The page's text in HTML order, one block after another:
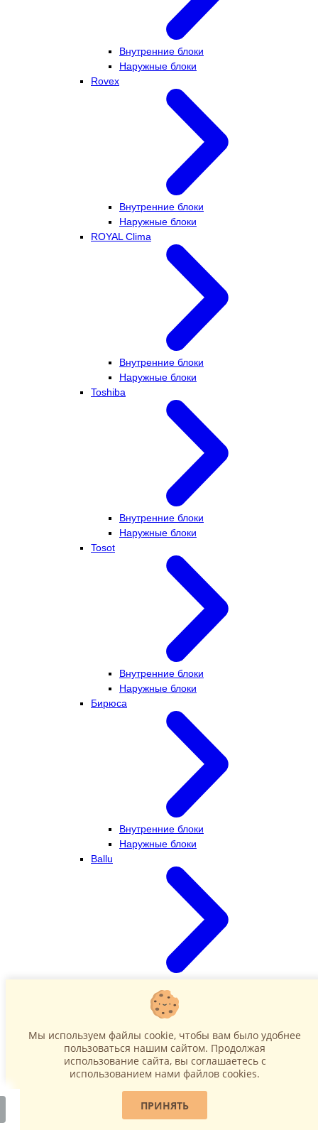
Внутренние блоки
Наружные блоки
Rovex
Внутренние блоки
Наружные блоки
ROYAL Clima
Внутренние блоки
Наружные блоки
Toshiba
Внутренние блоки
Наружные блоки
Tosot
Внутренние блоки
Наружные блоки
Бирюса
Внутренние блоки
Наружные блоки
Ballu
Наружные блоки
Мы используем файлы cookie, чтобы вам было удобнее
пользоваться нашим сайтом. Продолжая
использование сайта, вы соглашаетесь c
использованием нами файлов cookies.
ПРИНЯТЬ